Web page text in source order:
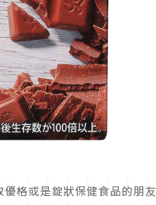
優格或是錠狀保健食品的朋友